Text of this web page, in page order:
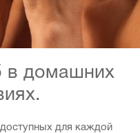
в домашних
для каждой